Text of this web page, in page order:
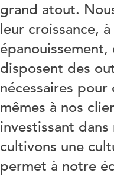
grand atout.
leur croissance,
épanouissement,
disposent des
nécessaires
mêmes à nos
investissant
cultivons une
permet à notre